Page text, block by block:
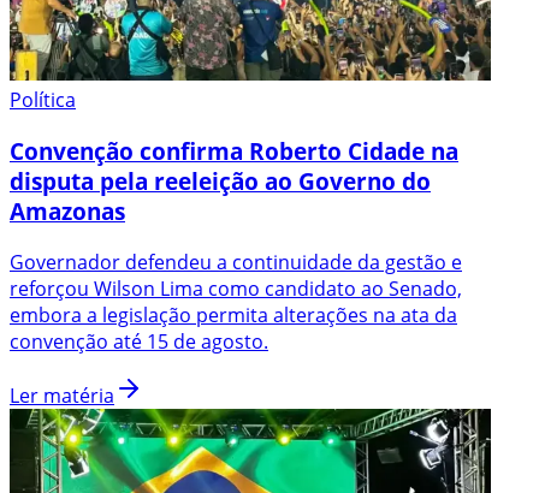
Política
Convenção confirma Roberto Cidade na
disputa pela reeleição ao Governo do
Amazonas
Governador defendeu a continuidade da gestão e
reforçou Wilson Lima como candidato ao Senado,
embora a legislação permita alterações na ata da
convenção até 15 de agosto.
Ler matéria